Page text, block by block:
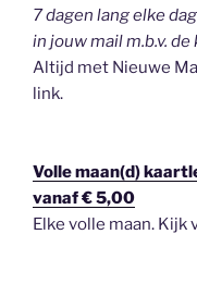
7 dagen lang elke
in jouw mail m.b.v.
Altijd met Nieuwe
link.
Volle maan(d)
vanaf € 5,00
Elke volle maan. Kijk